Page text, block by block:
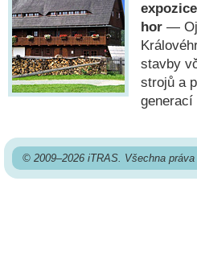
hor —
stavby
strojů a
generací
© 2009–2026 iTRAS. Všechna práva